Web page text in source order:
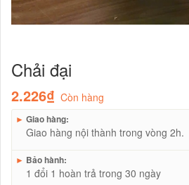
Chải đại
2.226₫ Còn hàng
► Giao hàng:
Giao hàng nội thành trong vòng 2h.
► Bảo hành:
1 đổi 1 hoàn trả trong 30 ngày